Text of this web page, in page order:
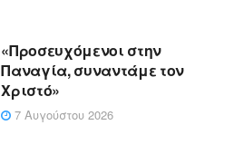
«Προσευχόμενοι στην
Παναγία, συναντάμε τον
Χριστό»
7 Αυγούστου 2026